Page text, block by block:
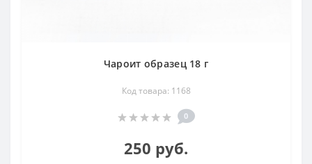
Чароит образец 18 г
Код товара: 1168
0
250 руб.